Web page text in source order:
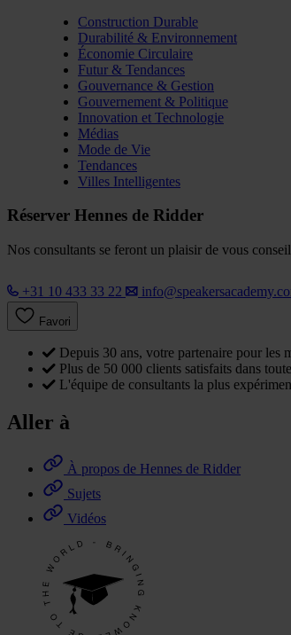
Construction Durable
Durabilité & Environnement
Économie Circulaire
Futur & Tendances
Gouvernance & Gestion
Gouvernement & Politique
Innovation et Technologie
Médias
Mode de Vie
Tendances
Villes Intelligentes
Réserver Hennes de Ridder
Nos consultants se feront un plaisir de vous
+31 10 433 33 22
Favori
Depuis 30 ans, votre partenaire pour les
Plus de 50 000 clients satisfaits dans
L'équipe de consultants la plus
Aller à
À propos de Hennes de Ridder
Sujets
Vidéos